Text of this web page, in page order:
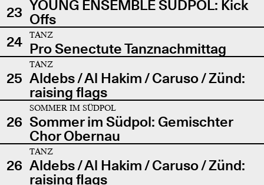
23 YOUNG ENSEMBLE SÜDPOL: Kick
Offs
24
TANZ
Pro Senectute Tanznachmittag
25
TANZ
Aldebs / Al Hakim / Caruso / Zünd:
raising flags
26
SOMMER IM SÜDPOL
Sommer im Südpol: Gemischter
Chor Obernau
26
TANZ
Aldebs / Al Hakim / Caruso / Zünd:
raising flags